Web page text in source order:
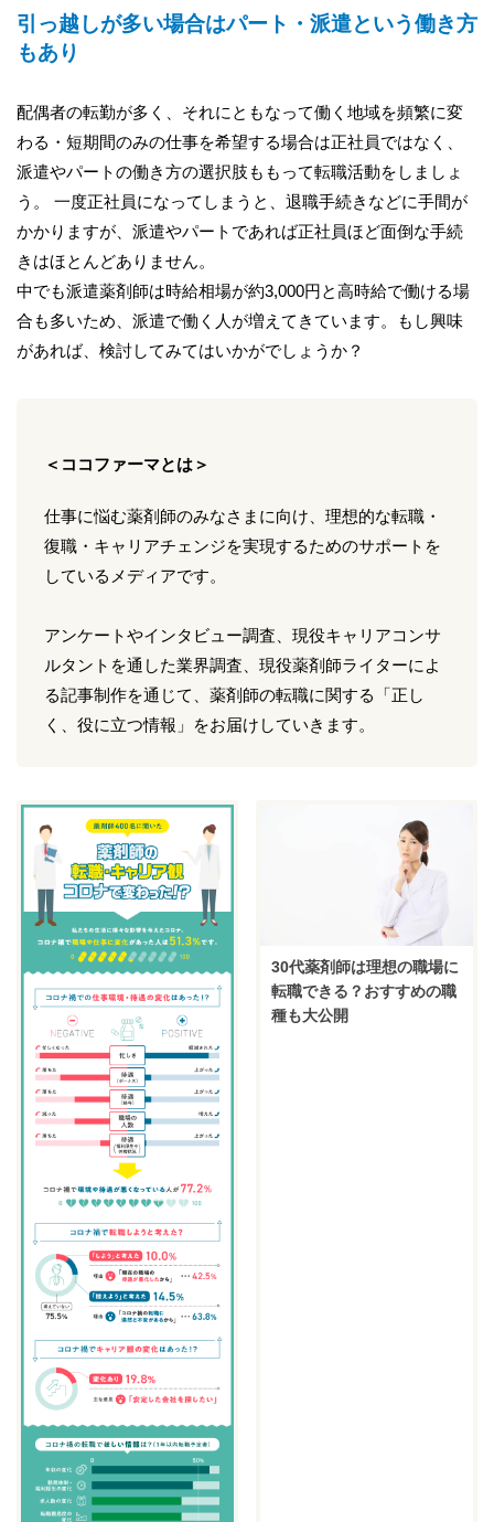
引っ越しが多い場合はパート・派遣という働き方
もあり
配偶者の転勤が多く、それにともなって働く地域を頻繁に変
わる・短期間のみの仕事を希望する場合は正社員ではなく、
派遣やパートの働き方の選択肢ももって転職活動をしましょ
う。 一度正社員になってしまうと、退職手続きなどに手間が
かかりますが、派遣やパートであれば正社員ほど面倒な手続
きはほとんどありません。
中でも派遣薬剤師は時給相場が約3,000円と高時給で働ける場
合も多いため、派遣で働く人が増えてきています。もし興味
があれば、検討してみてはいかがでしょうか？
＜ココファーマとは＞
仕事に悩む薬剤師のみなさまに向け、理想的な転職・
復職・キャリアチェンジを実現するためのサポートを
しているメディアです。
アンケートやインタビュー調査、現役キャリアコンサ
ルタントを通した業界調査、現役薬剤師ライターによ
る記事制作を通じて、薬剤師の転職に関する「正し
く、役に立つ情報」をお届けしていきます。
30代薬剤師は理想の職場に
転職できる？おすすめの職
種も大公開